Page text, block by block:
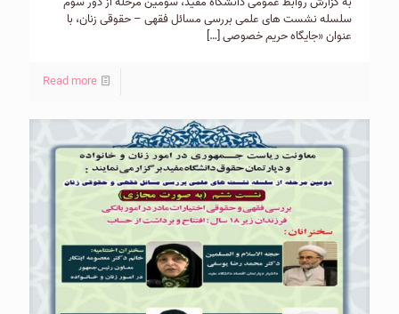
سلسله نشست های علمی بررسی مسائل فقهی – حقوقی زنان، با
عنوان «جايگاه حريم خصوصی[…]
Read more